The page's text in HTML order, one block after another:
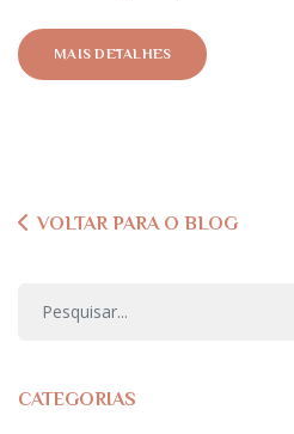
MAIS DETALHES
VOLTAR PARA O BLOG
CATEGORIAS